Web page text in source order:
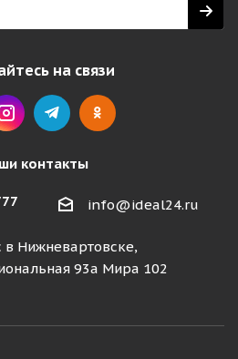
на связи
контакты
info@ideal24.ru
в Нижневартовске,
93а Мира 102